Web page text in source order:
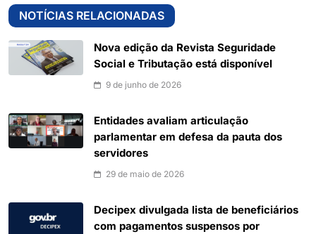
NOTÍCIAS RELACIONADAS
Nova edição da Revista Seguridade
Social e Tributação está disponível
9 de junho de 2026
Entidades avaliam articulação
parlamentar em defesa da pauta dos
servidores
29 de maio de 2026
Decipex divulgada lista de beneficiários
com pagamentos suspensos por